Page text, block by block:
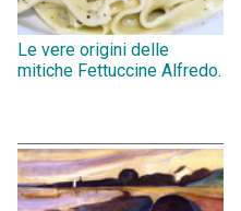
Le vere origini delle
mitiche Fettuccine Alfredo.